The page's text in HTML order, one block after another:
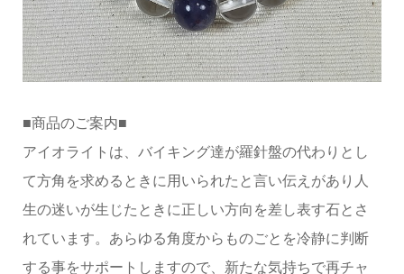
■商品のご案内■
アイオライトは、バイキング達が羅針盤の代わりとし
て方角を求めるときに用いられたと言い伝えがあり人
生の迷いが生じたときに正しい方向を差し表す石とさ
れています。あらゆる角度からものごとを冷静に判断
する事をサポートしますので、新たな気持ちで再チャ